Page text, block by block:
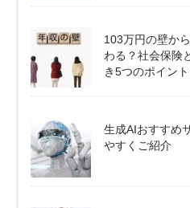
103万円の壁か
わる？社会保険
き5つのポイン
生成AIおすすめ
やすくご紹介